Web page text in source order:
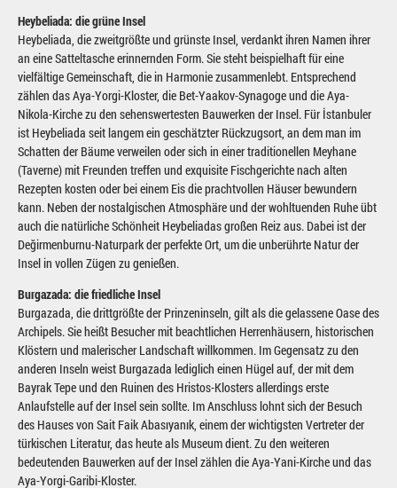
Heybeliada: die grüne Insel
Heybeliada, die zweitgrößte und grünste Insel, verdankt ihren Namen ihrer
an eine Satteltasche erinnernden Form. Sie steht beispielhaft für eine
vielfältige Gemeinschaft, die in Harmonie zusammenlebt. Entsprechend
zählen das Aya-Yorgi-Kloster, die Bet-Yaakov-Synagoge und die Aya-
Nikola-Kirche zu den sehenswertesten Bauwerken der Insel. Für İstanbuler
ist Heybeliada seit langem ein geschätzter Rückzugsort, an dem man im
Schatten der Bäume verweilen oder sich in einer traditionellen Meyhane
(Taverne) mit Freunden treffen und exquisite Fischgerichte nach alten
Rezepten kosten oder bei einem Eis die prachtvollen Häuser bewundern
kann. Neben der nostalgischen Atmosphäre und der wohltuenden Ruhe übt
auch die natürliche Schönheit Heybeliadas großen Reiz aus. Dabei ist der
Değirmenburnu-Naturpark der perfekte Ort, um die unberührte Natur der
Insel in vollen Zügen zu genießen.
Burgazada: die friedliche Insel
Burgazada, die drittgrößte der Prinzeninseln, gilt als die gelassene Oase des
Archipels. Sie heißt Besucher mit beachtlichen Herrenhäusern, historischen
Klöstern und malerischer Landschaft willkommen. Im Gegensatz zu den
anderen Inseln weist Burgazada lediglich einen Hügel auf, der mit dem
Bayrak Tepe und den Ruinen des Hristos-Klosters allerdings erste
Anlaufstelle auf der Insel sein sollte. Im Anschluss lohnt sich der Besuch
des Hauses von Sait Faik Abasıyanık, einem der wichtigsten Vertreter der
türkischen Literatur, das heute als Museum dient. Zu den weiteren
bedeutenden Bauwerken auf der Insel zählen die Aya-Yani-Kirche und das
Aya-Yorgi-Garibi-Kloster.